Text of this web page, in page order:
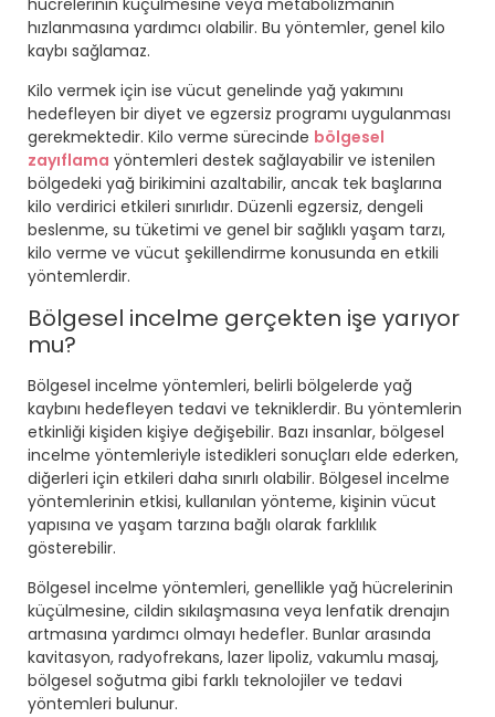
hücrelerinin küçülmesine veya metabolizmanın
hızlanmasına yardımcı olabilir. Bu yöntemler, genel kilo
kaybı sağlamaz.
Kilo vermek için ise vücut genelinde yağ yakımını
hedefleyen bir diyet ve egzersiz programı uygulanması
gerekmektedir. Kilo verme sürecinde bölgesel
zayıflama yöntemleri destek sağlayabilir ve istenilen
bölgedeki yağ birikimini azaltabilir, ancak tek başlarına
kilo verdirici etkileri sınırlıdır. Düzenli egzersiz, dengeli
beslenme, su tüketimi ve genel bir sağlıklı yaşam tarzı,
kilo verme ve vücut şekillendirme konusunda en etkili
yöntemlerdir.
Bölgesel incelme gerçekten işe yarıyor
mu?
Bölgesel incelme yöntemleri, belirli bölgelerde yağ
kaybını hedefleyen tedavi ve tekniklerdir. Bu yöntemlerin
etkinliği kişiden kişiye değişebilir. Bazı insanlar, bölgesel
incelme yöntemleriyle istedikleri sonuçları elde ederken,
diğerleri için etkileri daha sınırlı olabilir. Bölgesel incelme
yöntemlerinin etkisi, kullanılan yönteme, kişinin vücut
yapısına ve yaşam tarzına bağlı olarak farklılık
gösterebilir.
Bölgesel incelme yöntemleri, genellikle yağ hücrelerinin
küçülmesine, cildin sıkılaşmasına veya lenfatik drenajın
artmasına yardımcı olmayı hedefler. Bunlar arasında
kavitasyon, radyofrekans, lazer lipoliz, vakumlu masaj,
bölgesel soğutma gibi farklı teknolojiler ve tedavi
yöntemleri bulunur.